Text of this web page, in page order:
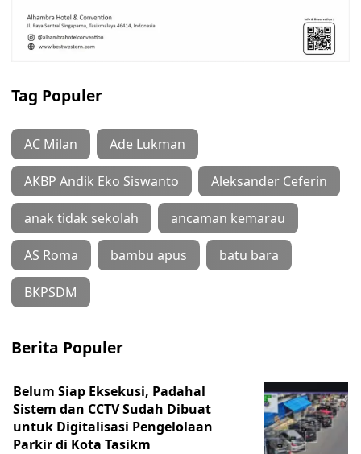
Tag Populer
AC Milan Ade Lukman
AKBP Andik Eko Siswanto Aleksander Ceferin
anak tidak sekolah ancaman kemarau
AS Roma bambu apus batu bara
BKPSDM
Berita Populer
Belum Siap Eksekusi, Padahal
Sistem dan CCTV Sudah Dibuat
untuk Digitalisasi Pengelolaan
Parkir di Kota Tasikm